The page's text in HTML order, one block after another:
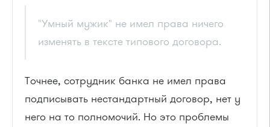
"Умный мужик" не имел права ничего
изменять в тексте типового договора.
Точнее, сотрудник банка не имел права
подписывать нестандартный договор, нет у
него на то полномочий. Но это проблемы